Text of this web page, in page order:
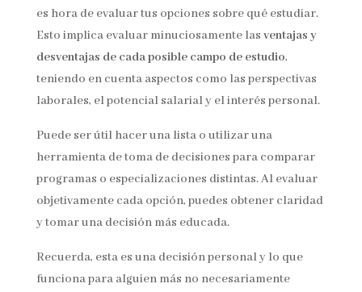
es hora de evaluar tus opciones sobre qué estudiar.
Esto implica evaluar minuciosamente las ventajas y
desventajas de cada posible campo de estudio,
teniendo en cuenta aspectos como las perspectivas
laborales, el potencial salarial y el interés personal.
Puede ser útil hacer una lista o utilizar una
herramienta de toma de decisiones para comparar
programas o especializaciones distintas. Al evaluar
objetivamente cada opción, puedes obtener claridad
y tomar una decisión más educada.
Recuerda, esta es una decisión personal y lo que
funciona para alguien más no necesariamente